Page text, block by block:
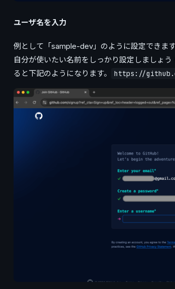
ユーザ名を入力
例として「sample-dev」のように設定できま
自分が使いたい名前をしっかり設定しましょ
ると下記のようになります。
https://